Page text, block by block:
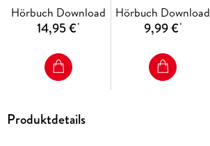
Hörbuch Download
14,95 €*
Hörbuch Download
9,99 €*
Produktdetails